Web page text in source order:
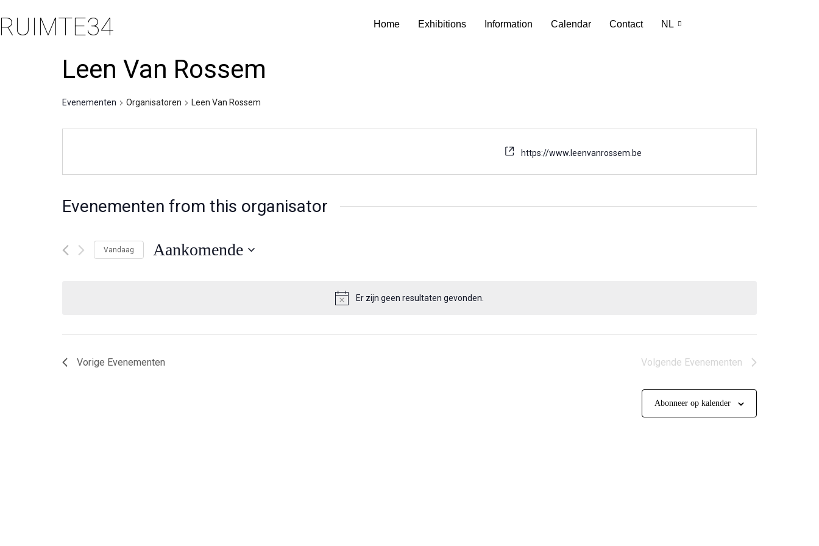
Home Exhibitions Information Calendar Contact NL
Er zijn geen resultaten gevonden.
Leen Van Rossem
Evenementen Organisatoren Leen Van Rossem
https://www.leenvanrossem.be
Evenementen from this organisator
Vandaag Aankomende
Vorige Evenementen Volgende Evenementen
Abonneer op kalender